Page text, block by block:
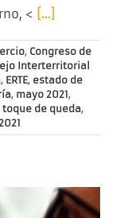
< […]
, Congreso de
Interterritorial
, ERTE, estado de
, mayo 2021,
toque de queda,